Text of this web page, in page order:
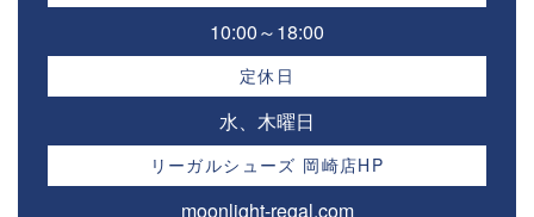
10:00～18:00⁣
定休日
水、木曜日
リーガルシューズ 岡崎店HP
moonlight-regal.com